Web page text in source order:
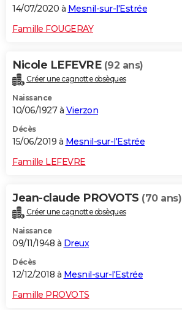
14/07/2020 à Mesnil-sur-l'Estrée
Famille FOUGERAY
Nicole LEFEVRE (92 ans)
Créer une cagnotte obsèques
Naissance
10/06/1927 à Vierzon
Décès
15/06/2019 à Mesnil-sur-l'Estrée
Famille LEFEVRE
Jean-claude PROVOTS (70 ans)
Créer une cagnotte obsèques
Naissance
09/11/1948 à Dreux
Décès
12/12/2018 à Mesnil-sur-l'Estrée
Famille PROVOTS